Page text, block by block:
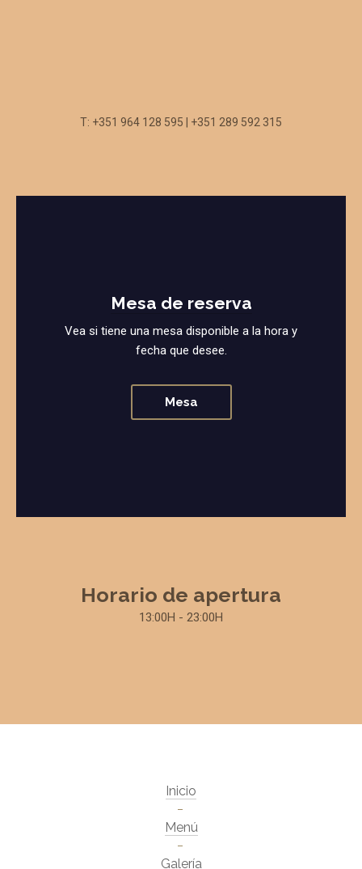
T: +351 964 128 595 | +351 289 592 315
Mesa de reserva
Vea si tiene una mesa disponible a la hora y
fecha que desee.
Mesa
Horario de apertura
13:00H - 23:00H
Inicio
Menú
Galería